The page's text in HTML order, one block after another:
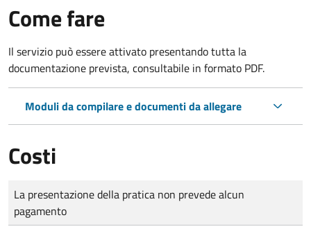
Come fare
Il servizio può essere attivato presentando tutta la
documentazione prevista, consultabile in formato PDF.
Moduli da compilare e documenti da allegare
Costi
Tipo di pagamento
Importo
La presentazione della pratica non prevede alcun
pagamento